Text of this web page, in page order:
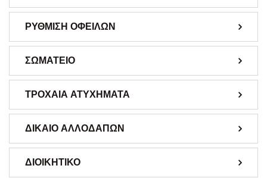
ΡΥΘΜΙΣΗ ΟΦΕΙΛΩΝ
ΣΩΜΑΤΕΙΟ
ΤΡΟΧΑΙΑ ΑΤΥΧΗΜΑΤΑ
ΔΙΚΑΙΟ ΑΛΛΟΔΑΠΩΝ
ΔΙΟΙΚΗΤΙΚΟ